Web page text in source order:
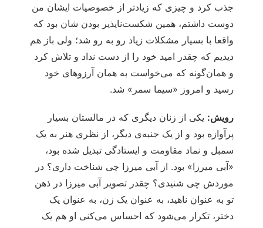
جذب کرد و چیزی که زیادتر از خصوصیات ایشان من
دوست داشتم، همین شکست‌ناپذیر بودن شان بود که
واقعا با بسیار مشکلات زیاد رو به رو شد؛ ولی باز هم
دیدیم که چقدر امید خود را از دست نداد و تلاش کرد
و همان‌گونه که می‌خواست به همان آرزوهای خود
رسید و امروز «سیما سمر» شد.
رویش: یکی از زنان دیگری که در مالستان بسیار
پرآوازه بود و از یک جنبه‌ی دیگر، از نظری هنر به یک
سمبل و نماد مقاومت و ایستادگی تبدیل شده بود،
«آبی میرزا» بود. از آبی میرزا چی شناخت داری؟ در
موردش چی شنیدی؟ چقدر تصویر آبی میرزا در ذهن
تو به عنوان ناهید، به عنوان یک زن، به عنوان یک
دختر، تکرار می‌شود که احساس می‌کنی او هم یک